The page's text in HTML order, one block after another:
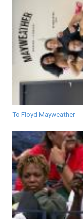
To Floyd Mayweather